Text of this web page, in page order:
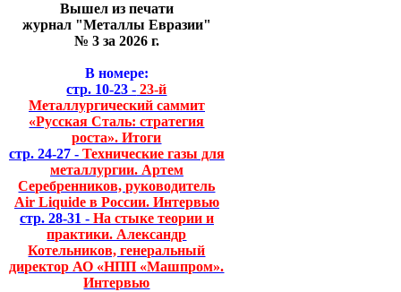
Вышел из печати
журнал "Металлы Евразии"
№ 3 за 2026 г.
В номере:
стр. 10-23 - 23-й
Металлургический саммит
«Русская Сталь: стратегия
роста». Итоги
стр. 24-27 - Технические газы для
металлургии. Артем
Серебренников, руководитель
Air Liquide в России. Интервью
стр. 28-31 - На стыке теории и
практики. Александр
Котельников, генеральный
директор АО «НПП «Машпром».
Интервью